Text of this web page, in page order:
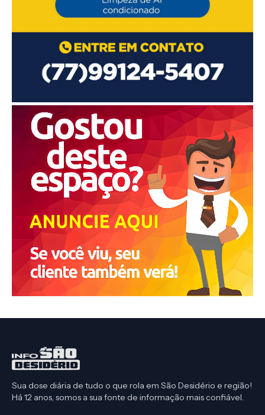
Sua dose diária de tudo o que rola em São Desidério e região!
Há 12 anos, somos a sua fonte de informação mais confiável.